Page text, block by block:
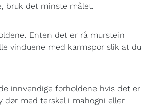
bruk det minste målet.
Enten det er rå murstein
vinduene med karmspor slik at du
innvendige forholdene hvis det er
dør med terskel i mahogni eller